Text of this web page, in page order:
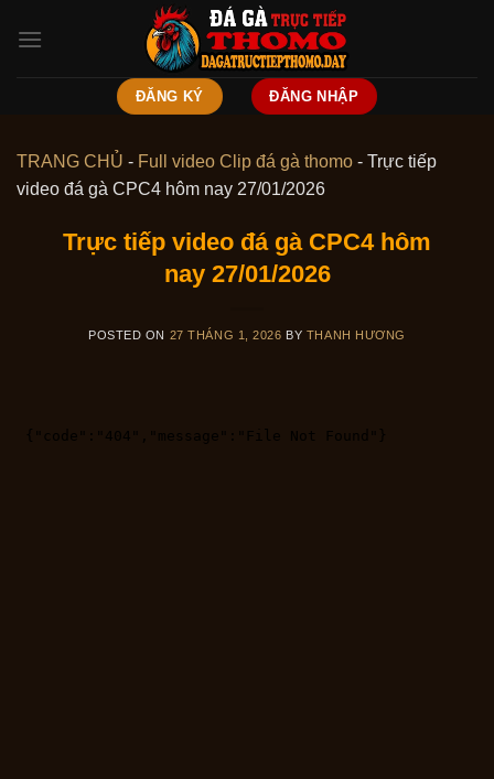
ĐĂNG KÝ ĐĂNG NHẬP
TRANG CHỦ - Full video Clip đá gà thomo - Trực tiếp
video đá gà CPC4 hôm nay 27/01/2026
Trực tiếp video đá gà CPC4 hôm
nay 27/01/2026
POSTED ON 27 THÁNG 1, 2026 BY THANH HƯƠNG